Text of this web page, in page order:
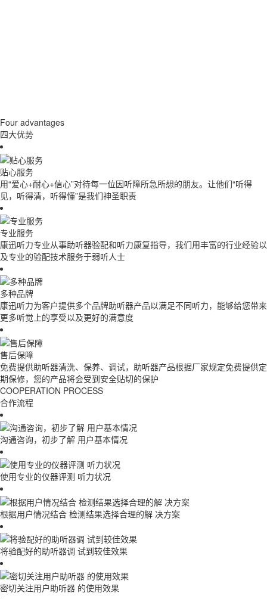
Four advantages
四大优势
贴心服务
用“爱心+耐心+信心”对待每一位因听障所急所想的朋友。让他们“听得
见，听得清，听得懂”是我们神圣职责
专业服务
康迅听力专业从事助听器验配和听力康复指导，我们用丰富的行业经验以
及专业的验配技术服务于弱听人士
多种品牌
康迅听力为客户提供多个品牌助听器产品以满足不同听力，能够给您带来
更多听觉上的享受以及更好的满意度
售后保障
免费提供助听器清洗、保养、调试，助听器产品根据厂家规定免费提供定
期保修，您的产品将会受到安全贴切的保护
COOPERATION PROCESS
合作流程
沟通咨询，初步了解 用户基本情况
使用专业的仪器评测 听力状况
根据用户情况结合 检测结果选择合理的解 决方案
将验配好的助听器调 试到较佳效果
密切关注用户助听器 的使用效果